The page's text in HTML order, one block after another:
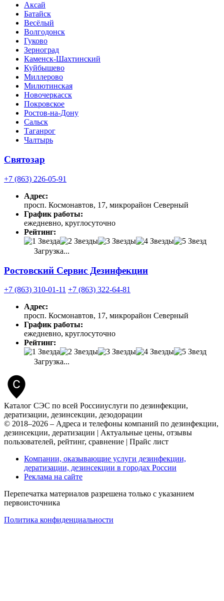
Аксай
Батайск
Весёлый
Волгодонск
Гуково
Зерноград
Каменск-Шахтинский
Куйбышево
Миллерово
Милютинская
Новочеркасск
Покровское
Ростов-на-Дону
Сальск
Таганрог
Чалтырь
Святозар
+7 (863) 226-05-91
Адрес:
просп. Космонавтов, 17, микрорайон Северный
График работы:
ежедневно, круглосуточно
Рейтинг:
Загрузка...
Ростовский Сервис Дезинфекции
+7 (863) 310-01-11 +7 (863) 322-64-81
Адрес:
просп. Космонавтов, 17, микрорайон Северный
График работы:
ежедневно, круглосуточно
Рейтинг:
Загрузка...
Каталог СЭС по всей Россииуслуги по дезинфекции,
дератизации, дезинсекции, дезодорации
© 2018–2026 – Адреса и телефоны компаний по дезинфекции,
дезинсекции, дератизации | Актуальные цены, отзывы
пользователей, рейтинг, сравнение | Прайс лист
Компании, оказывающие услуги дезинфекции,
дератизации, дезинсекции в городах России
Реклама на сайте
Перепечатка материалов разрешена только с указанием
первоисточника
Политика конфиденциальности